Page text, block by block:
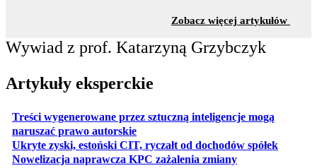
Zobacz więcej artykułów
Wywiad z prof. Katarzyną Grzybczyk
Artykuły eksperckie
Treści wygenerowane przez sztuczną inteligencje mogą
naruszać prawo autorskieotwiera się w nowej karcie
Ukryte zyski, estoński CIT, ryczałt od dochodów spółekotwiera
Nowelizacja naprawcza KPC zażalenia zmianyotwiera się w